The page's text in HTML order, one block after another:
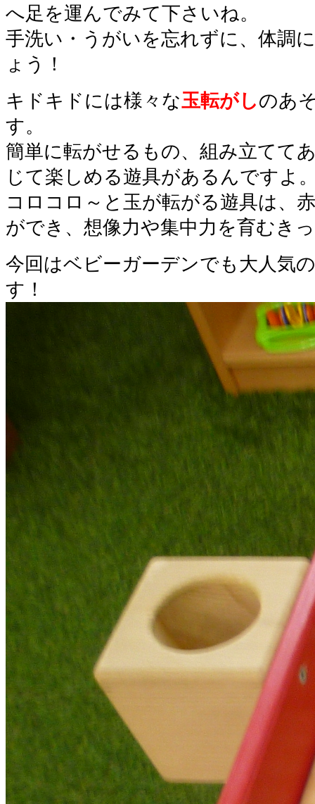
へ足を運んでみて下さいね。
手洗い・うがいを忘れずに、体調
ょう！
キドキドには様々な玉転がしのあ
す。
簡単に転がせるもの、組み立てて
じて楽しめる遊具があるんですよ
コロコロ～と玉が転がる遊具は、
ができ、想像力や集中力を育むき
今回はベビーガーデンでも大人気の
す！